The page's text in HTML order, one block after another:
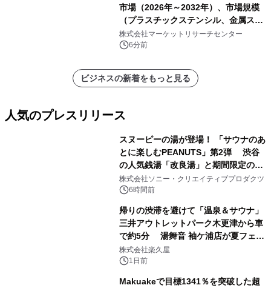
市場（2026年～2032年）、市場規模
（プラスチックステンシル、金属ステ
ンシル）・分析レポートを発表
株式会社マーケットリサーチセンター
6分前
ビジネスの新着をもっと見る
人気のプレスリリース
スヌーピーの湯が登場！ 「サウナのあ
とに楽しむPEANUTS」第2弾 渋谷
の人気銭湯「改良湯」と期間限定のコ
ラボレーション サウナイキタイコラ
ボグッズも発売決定！
株式会社ソニー・クリエイティブプロダクツ
6時間前
帰りの渋滞を避けて「温泉＆サウナ」
三井アウトレットパーク木更津から車
で約5分 湯舞音 袖ケ浦店が夏フェア
メニューを提供
株式会社楽久屋
1日前
Makuakeで目標1341％を突破した超